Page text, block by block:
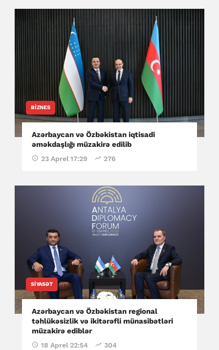
BIZNES
Azərbaycan və Özbəkistan iqtisadi
əməkdaşlığı müzakirə edilib
23 Aprel 17:29 276
SIYASƏT
Azərbaycan və Özbəkistan regional
təhlükəsizlik və ikitərəfli münasibətləri
müzakirə ediblər
18 Aprel 22:54 304